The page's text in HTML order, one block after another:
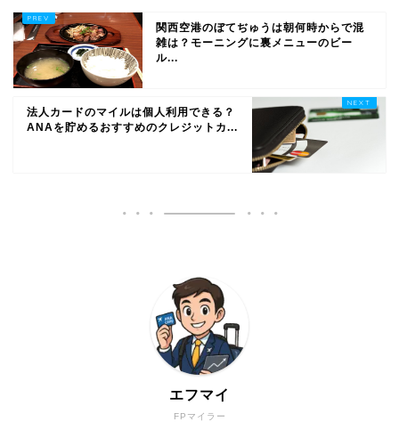
関西空港のぼてぢゅうは朝何時からで混
雑は？モーニングに裏メニューのビー
ル...
法人カードのマイルは個人利用できる？
ANAを貯めるおすすめのクレジットカ...
FPマイラー
エフマイ